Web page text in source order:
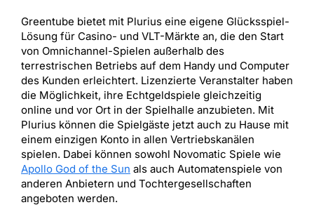
Greentube bietet mit Plurius eine eigene Glücksspiel-
Lösung für Casino- und VLT-Märkte an, die den Start
von Omnichannel-Spielen außerhalb des
terrestrischen Betriebs auf dem Handy und Computer
des Kunden erleichtert. Lizenzierte Veranstalter haben
die Möglichkeit, ihre Echtgeldspiele gleichzeitig
online und vor Ort in der Spielhalle anzubieten. Mit
Plurius können die Spielgäste jetzt auch zu Hause mit
einem einzigen Konto in allen Vertriebskanälen
spielen. Dabei können sowohl Novomatic Spiele wie
Apollo God of the Sun als auch Automatenspiele von
anderen Anbietern und Tochtergesellschaften
angeboten werden.